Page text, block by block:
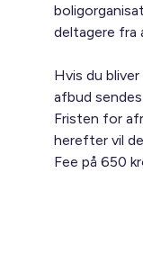
deltagere fra
Hvis du
afbud
Fristen for
herefter vil
Fee på 650